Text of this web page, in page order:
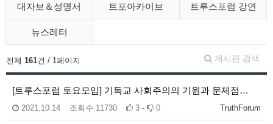
대자보＆성명서 트포아카이브 트루스포럼 강연
뉴스레터
게시판 검색
전체 161건 / 1페이지
[트루스포럼 토요모임] 기독교 사회주의의 기원과 문제점…
TruthForum
2021.10.14 조회수 11730 3 - 0